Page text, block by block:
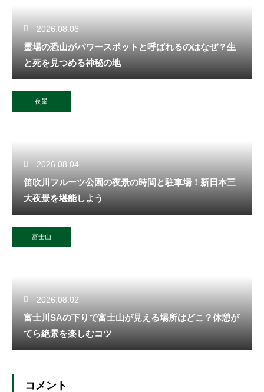
2026.08.06
霊場の恐山がパワースポットと呼ばれるのはなぜ？生
と死を見つめる神秘の地
夜景
2026.08.04
笛吹川フルーツ公園の夜景の時間と駐車場！新日本三
大夜景を堪能しよう
富士山
2026.08.02
富士川SAの下りで富士山が見える場所はどこ？休憩が
てら絶景を楽しむコツ
コメント